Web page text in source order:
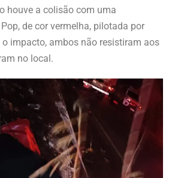
houve a colisão com uma
de cor vermelha, pilotada por
impacto, ambos não resistiram aos
no local.